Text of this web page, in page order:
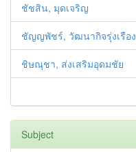
ชัชสิน, มุดเจริญ
ชัญญพัชร์, วัฒนากิจรุ่งเรือง
ชิษณุชา, ส่งเสริมอุดมชัย
Subject